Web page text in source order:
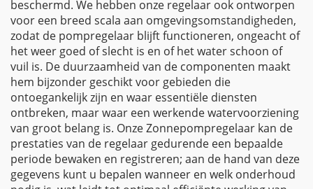
beschermd. We hebben onze regelaar ook ontworpen
voor een breed scala aan omgevingsomstandigheden,
zodat de pompregelaar blijft functioneren, ongeacht of
het weer goed of slecht is en of het water schoon of
vuil is. De duurzaamheid van de componenten maakt
hem bijzonder geschikt voor gebieden die
ontoegankelijk zijn en waar essentiële diensten
ontbreken, maar waar een werkende watervoorziening
van groot belang is. Onze Zonnepompregelaar kan de
prestaties van de regelaar gedurende een bepaalde
periode bewaken en registreren; aan de hand van deze
gegevens kunt u bepalen wanneer en welk onderhoud